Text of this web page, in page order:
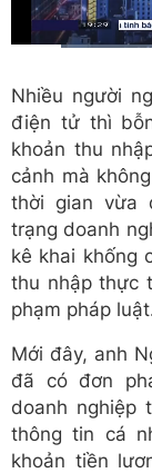
u
r
r
n
t
m
u
a
t
i
o
n
Nhiều người
điện tử thì
khoản thu
cảnh mà
thời gian vừa
trạng doanh
kê khai khống
thu nhập thực
phạm pháp
Mới đây, anh
đã có đơn
doanh nghiệp
thông tin cá
khoản tiền